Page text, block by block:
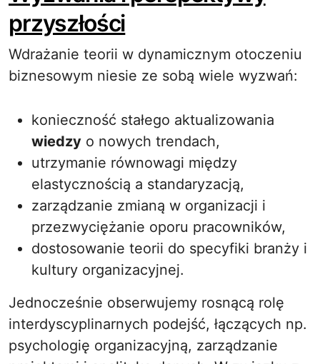
przyszłości
Wdrażanie teorii w dynamicznym otoczeniu
biznesowym niesie ze sobą wiele wyzwań:
konieczność stałego aktualizowania
wiedzy o nowych trendach,
utrzymanie równowagi między
elastycznością a standaryzacją,
zarządzanie zmianą w organizacji i
przezwyciężanie oporu pracowników,
dostosowanie teorii do specyfiki branży i
kultury organizacyjnej.
Jednocześnie obserwujemy rosnącą rolę
interdyscyplinarnych podejść, łączących np.
psychologię organizacyjną, zarządzanie